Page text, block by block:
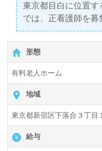
東京都目白に位置す
では、正看護師を
定疾患など医療依
業を展開しており
適な環境を提供し
円で、年2回の賞与
ることができます。
看護師として臨床
問いません。患者様
提供することが求
学病院や急性期病
形態
有料老人ホーム
地域
東京都新宿区下落合３丁目
給与